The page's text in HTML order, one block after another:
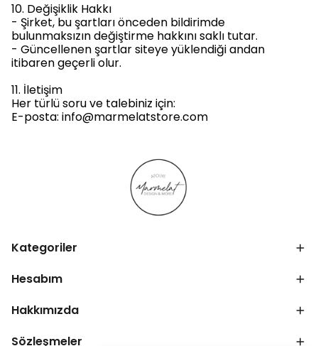
10. Değişiklik Hakkı
- Şirket, bu şartları önceden bildirimde
bulunmaksızın değiştirme hakkını saklı tutar.
- Güncellenen şartlar siteye yüklendiği andan
itibaren geçerli olur.
11. İletişim
Her türlü soru ve talebiniz için:
E-posta: info@marmelatstore.com
Kategoriler
Hesabım
Hakkımızda
Sözleşmeler